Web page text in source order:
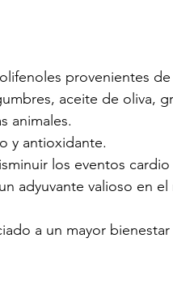
provenientes de
aceite de oliva,
animales.
y antioxidante.
los eventos cardio
adyuvante valioso en el
a un mayor